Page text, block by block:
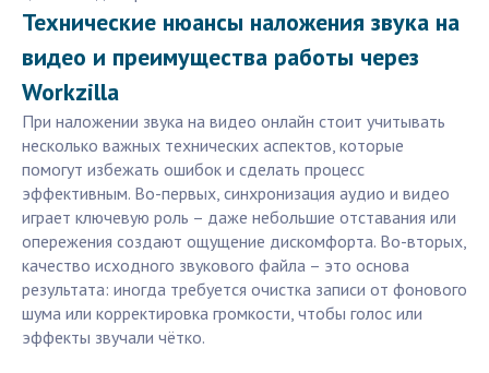
Технические нюансы наложения звука на
видео и преимущества работы через
Workzilla
При наложении звука на видео онлайн стоит учитывать
несколько важных технических аспектов, которые
помогут избежать ошибок и сделать процесс
эффективным. Во-первых, синхронизация аудио и видео
играет ключевую роль – даже небольшие отставания или
опережения создают ощущение дискомфорта. Во-вторых,
качество исходного звукового файла – это основа
результата: иногда требуется очистка записи от фонового
шума или корректировка громкости, чтобы голос или
эффекты звучали чётко.